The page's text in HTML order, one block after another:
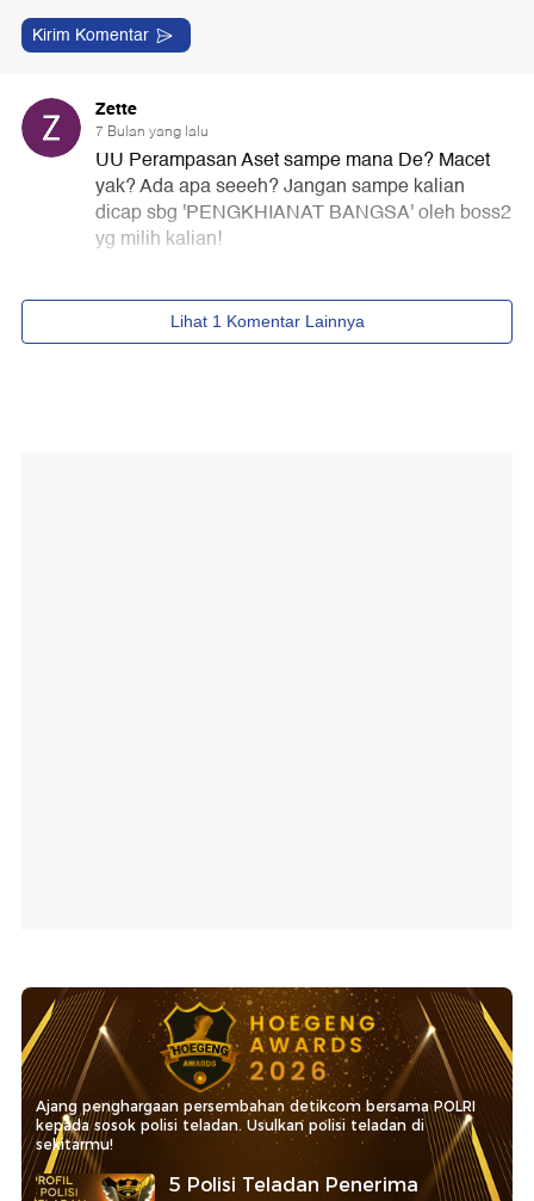
Ajang penghargaan persembahan detikcom bersama POLRI
kepada sosok polisi teladan. Usulkan polisi teladan di
sekitarmu!
5 Polisi Teladan Penerima